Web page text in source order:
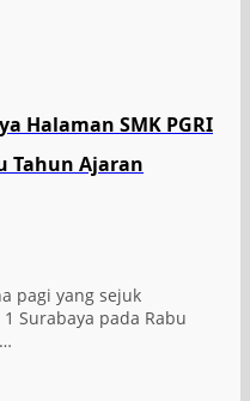
Halaman SMK PGRI
Tahun Ajaran
pagi yang sejuk
Surabaya pada Rabu